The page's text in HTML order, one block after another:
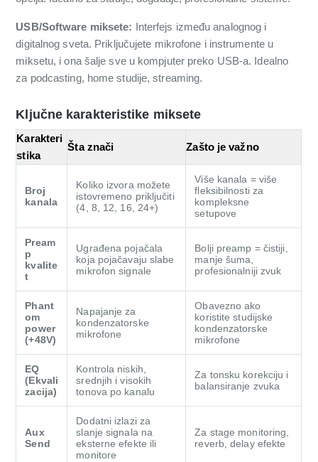
USB/Software miksete: Interfejs između analognog i
digitalnog sveta. Priključujete mikrofone i instrumente u
mikse­tu, i ona šalje sve u kompjuter preko USB-a. Idealno
za podcasting, home studije, streaming.
Ključne karakteristike miksete
Karakteri
stika
Šta znači Zašto je važno
Broj
kanala
Koliko izvora možete
istovremeno priključiti
(4, 8, 12, 16, 24+)
Više kanala = više
fleksibilnosti za
kompleksne
setupove
Pream
p
kvalite
t
Ugrađena pojačala
koja pojačavaju slabe
mikrofon signale
Bolji preamp = čistiji,
manje šuma,
profesionalniji zvuk
Phant
om
power
(+48V)
Napajanje za
kondenzatorske
mikrofone
Obavezno ako
koristite studijske
kondenzatorske
mikrofone
EQ
(Ekvali
zacija)
Kontrola niskih,
srednjih i visokih
tonova po kanalu
Za tonsku korekciju i
balansiranje zvuka
Aux
Send
Dodatni izlazi za
slanje signala na
eksterne efekte ili
monitore
Za stage monitoring,
reverb, delay efekte